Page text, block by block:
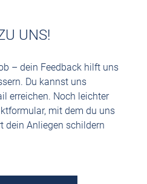
UNS!
– dein Feedback hilft uns
Du kannst uns
erreichen. Noch leichter
mit dem du uns
dein Anliegen schildern